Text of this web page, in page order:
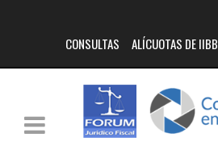
CONSULTAS ALÍCUOTAS DE IIBB